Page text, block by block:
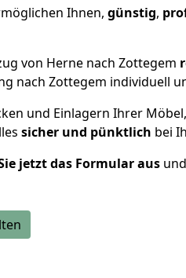
Ihnen, günstig,
von Herne nach Zottegem
nach Zottegem individuell
und Einlagern Ihrer
sicher und pünktlich bei
jetzt das Formular aus